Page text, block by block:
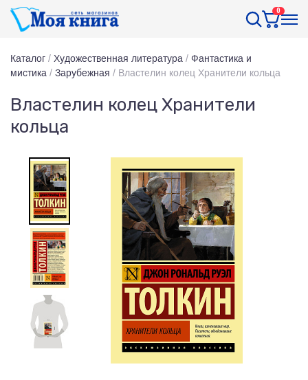
0
Каталог / Художественная литература / Фантастика и
мистика / Зарубежная / Властелин колец Хранители кольца
Властелин колец Хранители
кольца